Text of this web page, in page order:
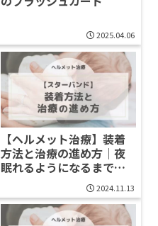
2025.04.06
【ヘルメット治療】装着
方法と治療の進め方｜夜
眠れるようになるまでの
記録＜スターバンド＞2024.11.13